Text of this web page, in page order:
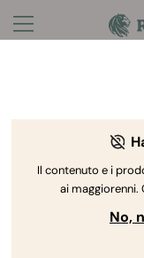
Benvenuto
Il contenuto e i
ai maggiorenni.
No,